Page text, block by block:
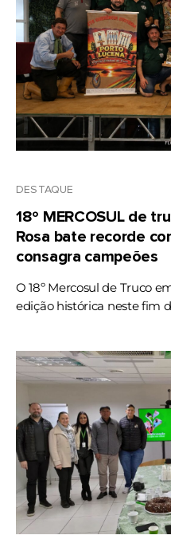
DESTAQUE
18º MERCOSUL de
Rosa bate recorde
consagra campeões
O 18º Mercosul de Truco
edição histórica neste fim